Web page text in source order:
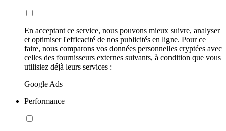
En acceptant ce service, nous pouvons mieux suivre, analyser
et optimiser l'efficacité de nos publicités en ligne. Pour ce
faire, nous comparons vos données personnelles cryptées avec
celles des fournisseurs externes suivants, à condition que vous
utilisiez déjà leurs services :
Google Ads
Performance